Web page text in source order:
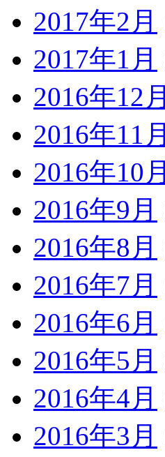
2017年2月
2017年1月
2016年12月
2016年11月
2016年10月
2016年9月
2016年8月
2016年7月
2016年6月
2016年5月
2016年4月
2016年3月